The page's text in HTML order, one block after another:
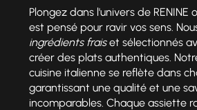
Plongez dans l'univers de RENINE
est pensé pour ravir vos sens.
ingrédients fraiset sélectionnés
créer des plats authentiques.
cuisine italienne se reflète dans
garantissant une qualité et une
incomparables. Chaque assiette